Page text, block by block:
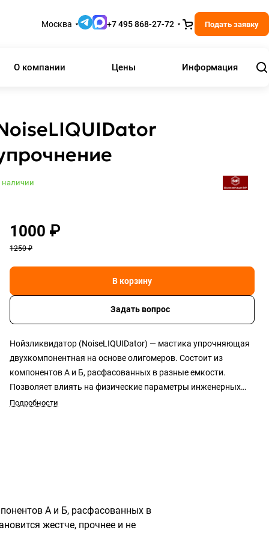
Москва +7 495 868-27-72 Подать заявку
О компании Цены Информация
наличии
1000 ₽
1250 ₽
В корзину
Задать вопрос
Нойзликвидатор (NoiseLIQUIDator) — мастика упрочняющая
двухкомпонентная на основе олигомеров. Состоит из
компонентов А и Б, расфасованных в разные емкости.
Позволяет влиять на физические параметры инженерных
конструкций. Обработанный кузов авто становится жестче,
Подробности
А и Б, расфасованных в
жестче, прочнее и не